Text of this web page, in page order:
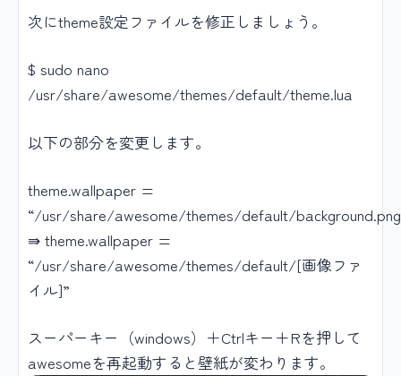
次にtheme設定ファイルを修正しましょう。
$ sudo nano
/usr/share/awesome/themes/default/theme.lua
以下の部分を変更します。
theme.wallpaper =
“/usr/share/awesome/themes/default/
⇛ theme.wallpaper =
“/usr/share/awesome/themes/default/[画像ファ
イル]”
スーパーキー（windows）＋Ctrlキー＋Rを押して
awesomeを再起動すると壁紙が変わります。